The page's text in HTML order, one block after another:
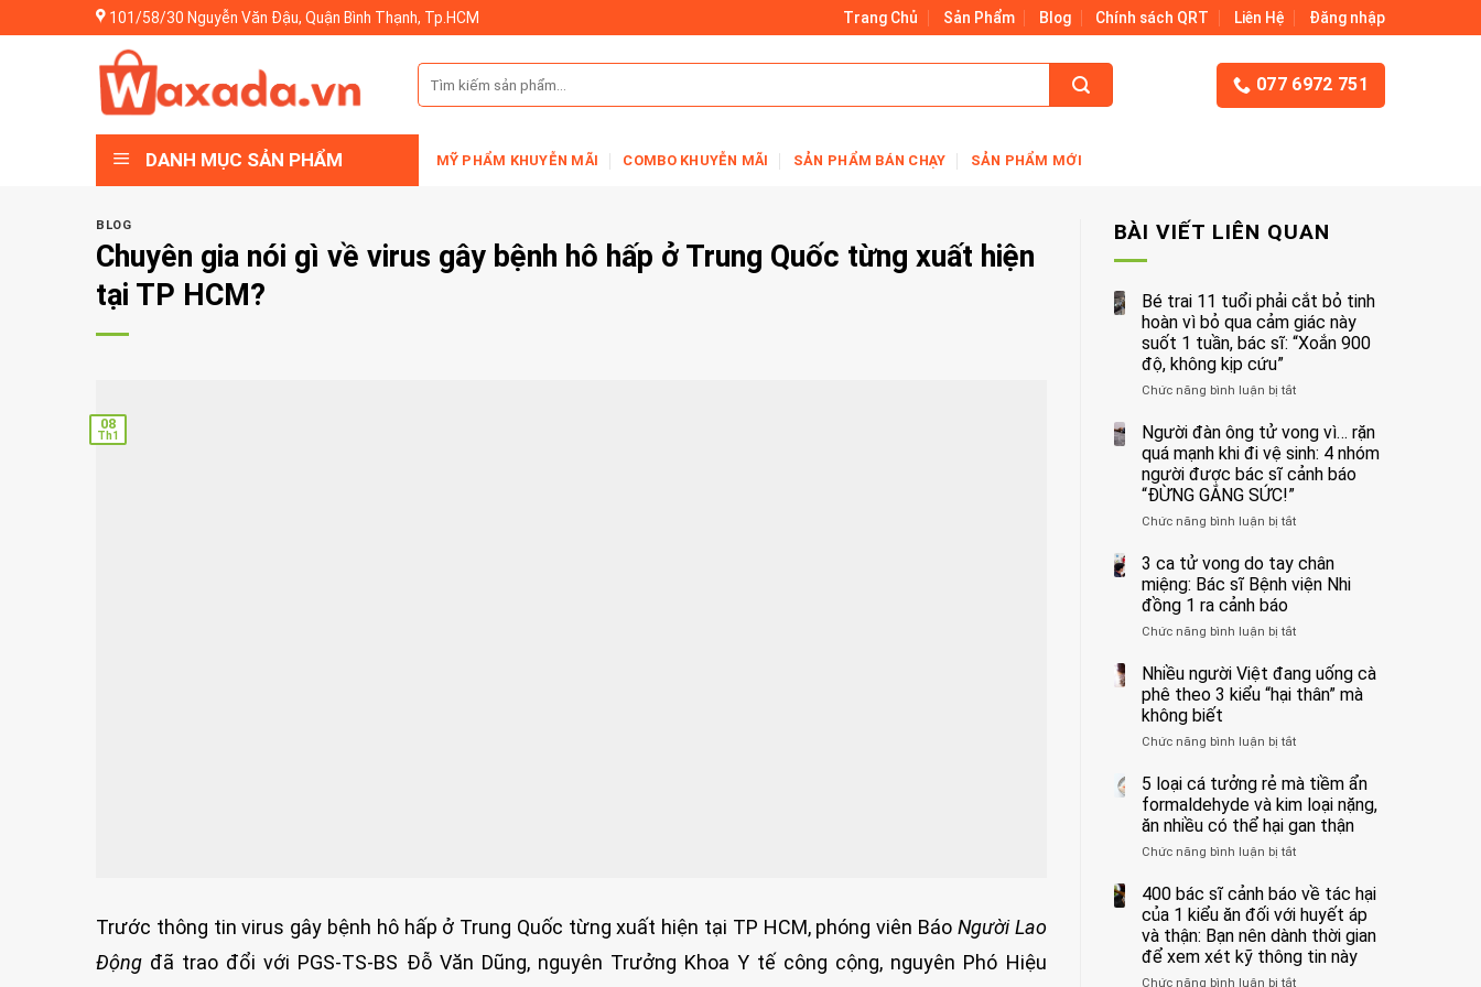
to
101/58/30 Nguyễn Văn Đậu, Quận Bình Thạnh, Tp.HCM Trang Chủ Sản Phẩm Blog Chính sách QRT Liên Hệ Đăng nhập
Tìm
kiếm:
077 6972 751
DANH MỤC SẢN PHẨM MỸ PHẨM KHUYỄN MÃI COMBO KHUYỄN MÃI SẢN PHẨM BÁN CHẠY SẢN PHẨM MỚI
BLOG
Chuyên gia nói gì về virus gây bệnh hô hấp ở Trung Quốc từng xuất hiện
tại TP HCM?
08
Th1
Trước thông tin virus gây bệnh hô hấp ở Trung Quốc từng xuất hiện tại TP HCM, phóng viên Báo Người Lao
Động đã trao đổi với PGS-TS-BS Đỗ Văn Dũng, nguyên Trưởng Khoa Y tế công cộng, nguyên Phó Hiệu
BÀI VIẾT LIÊN QUAN
Bé trai 11 tuổi phải cắt bỏ tinh
hoàn vì bỏ qua cảm giác này
suốt 1 tuần, bác sĩ: “Xoắn 900
độ, không kịp cứu”
Chức năng bình luận bị tắtở
trai
11
tuổi
phải
bỏ
hoàn
vì
bỏ
cảm
này
suốt
bác
“Xoắn
900
độ,
không
kịp
Người đàn ông tử vong vì… rặn
quá mạnh khi đi vệ sinh: 4 nhóm
người được bác sĩ cảnh báo
“ĐỪNG GẮNG SỨC!”
Chức năng bình luận bị tắtở
đàn
ông
vì…
quá
mạnh
vệ
4
nhóm
người
được
bác
cảnh
báo
“ĐỪNG
GẮNG
SỨC!”
3 ca tử vong do tay chân
miệng: Bác sĩ Bệnh viện Nhi
đồng 1 ra cảnh báo
Chức năng bình luận bị tắtở
ca
tử
tay
miệng:
Bác
Bệnh
viện
đồng
1
ra
cảnh
báo
Nhiều người Việt đang uống cà
phê theo 3 kiểu “hại thân” mà
không biết
Chức năng bình luận bị tắtở
người
Việt
đang
uống
cà
theo
3
kiểu
“hại
thân”
5 loại cá tưởng rẻ mà tiềm ẩn
formaldehyde và kim loại nặng,
ăn nhiều có thể hại gan thận
Chức năng bình luận bị tắtở
loại
cá
tưởng
rẻ
mà
tiềm
400 bác sĩ cảnh báo về tác hại
của 1 kiểu ăn đối với huyết áp
và thận: Bạn nên dành thời gian
để xem xét kỹ thông tin này
Chức năng bình luận bị tắtở